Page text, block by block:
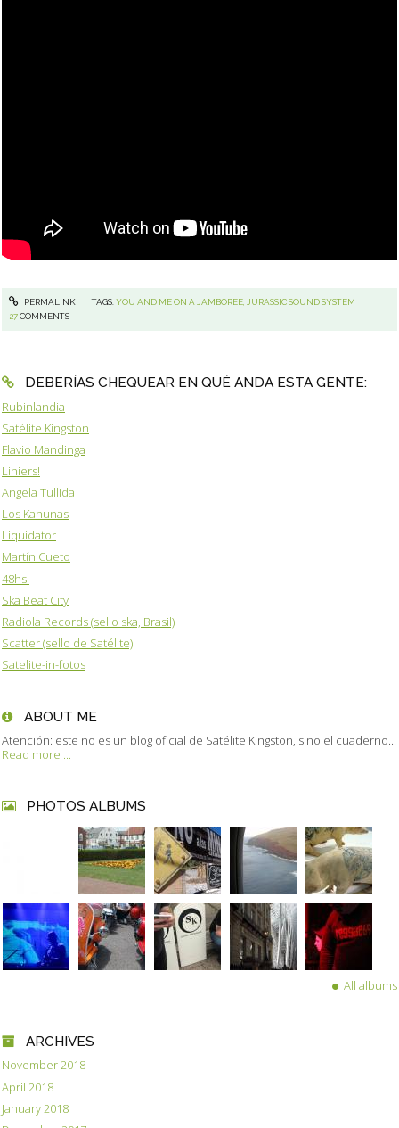
PERMALINK TAGS:YOU AND ME ON A JAMBOREE; JURASSIC SOUND SYSTEM
27COMMENTS
DEBERÍAS CHEQUEAR EN QUÉ ANDA ESTA GENTE:
Rubinlandia
Satélite Kingston
Flavio Mandinga
Liniers!
Angela Tullida
Los Kahunas
Liquidator
Martín Cueto
48hs.
Ska Beat City
Radiola Records (sello ska, Brasil)
Scatter (sello de Satélite)
Satelite-in-fotos
ABOUT ME
Atención: este no es un blog oficial de Satélite Kingston, sino el cuaderno...
Read more ...
PHOTOS ALBUMS
All albums
ARCHIVES
November 2018
April 2018
January 2018